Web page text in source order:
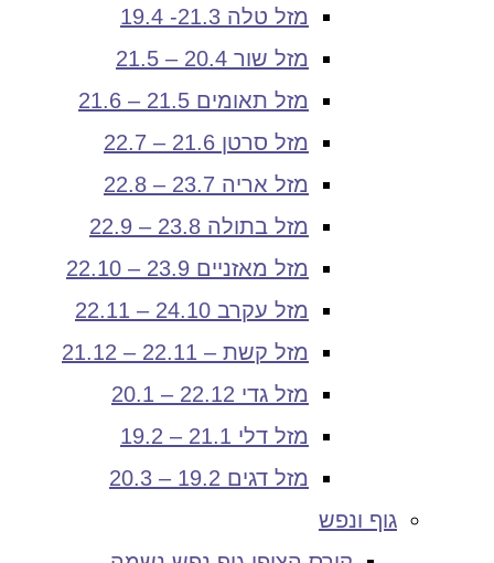
מזל טלה 21.3- 19.4
מזל שור 20.4 – 21.5
מזל תאומים 21.5 – 21.6
מזל סרטן 21.6 – 22.7
מזל אריה 23.7 – 22.8
מזל בתולה 23.8 – 22.9
מזל מאזניים 23.9 – 22.10
מזל עקרב 24.10 – 22.11
מזל קשת – 22.11 – 21.12
מזל גדי 22.12 – 20.1
מזל דלי 21.1 – 19.2
מזל דגים 19.2 – 20.3
גוף ונפש